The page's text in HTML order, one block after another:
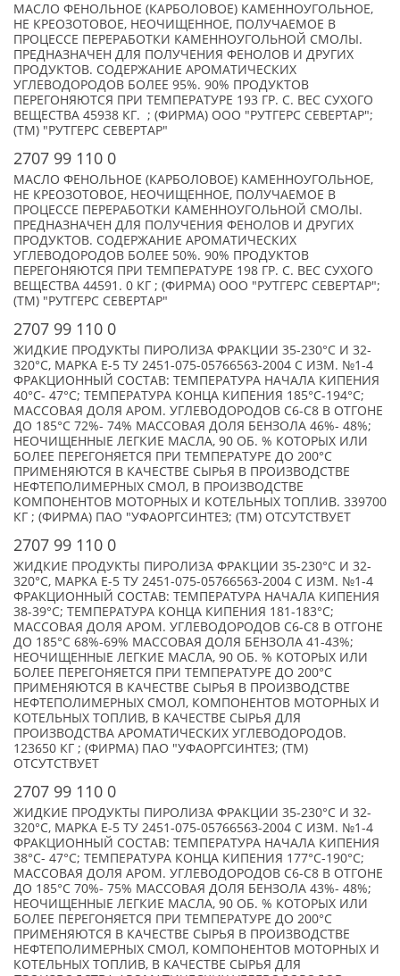
МАСЛО ФЕНОЛЬНОЕ (КАРБОЛОВОЕ) КАМЕННОУГОЛЬНОЕ,
НЕ КРЕОЗОТОВОЕ, НЕОЧИЩЕННОЕ, ПОЛУЧАЕМОЕ В
ПРОЦЕССЕ ПЕРЕРАБОТКИ КАМЕННОУГОЛЬНОЙ СМОЛЫ.
ПРЕДНАЗНАЧЕН ДЛЯ ПОЛУЧЕНИЯ ФЕНОЛОВ И ДРУГИХ
ПРОДУКТОВ. СОДЕРЖАНИЕ АРОМАТИЧЕСКИХ
УГЛЕВОДОРОДОВ БОЛЕЕ 95%. 90% ПРОДУКТОВ
ПЕРЕГОНЯЮТСЯ ПРИ ТЕМПЕРАТУРЕ 193 ГР. С. ВЕС СУХОГО
ВЕЩЕСТВА 45938 КГ. ; (ФИРМА) ООО "РУТГЕРС СЕВЕРТАР";
(TM) "РУТГЕРС СЕВЕРТАР"
2707 99 110 0
МАСЛО ФЕНОЛЬНОЕ (КАРБОЛОВОЕ) КАМЕННОУГОЛЬНОЕ,
НЕ КРЕОЗОТОВОЕ, НЕОЧИЩЕННОЕ, ПОЛУЧАЕМОЕ В
ПРОЦЕССЕ ПЕРЕРАБОТКИ КАМЕННОУГОЛЬНОЙ СМОЛЫ.
ПРЕДНАЗНАЧЕН ДЛЯ ПОЛУЧЕНИЯ ФЕНОЛОВ И ДРУГИХ
ПРОДУКТОВ. СОДЕРЖАНИЕ АРОМАТИЧЕСКИХ
УГЛЕВОДОРОДОВ БОЛЕЕ 50%. 90% ПРОДУКТОВ
ПЕРЕГОНЯЮТСЯ ПРИ ТЕМПЕРАТУРЕ 198 ГР. С. ВЕС СУХОГО
ВЕЩЕСТВА 44591. 0 КГ ; (ФИРМА) ООО "РУТГЕРС СЕВЕРТАР";
(TM) "РУТГЕРС СЕВЕРТАР"
2707 99 110 0
ЖИДКИЕ ПРОДУКТЫ ПИРОЛИЗА ФРАКЦИИ 35-230°C И 32-
320°C, МАРКА Е-5 ТУ 2451-075-05766563-2004 С ИЗМ. №1-4
ФРАКЦИОННЫЙ СОСТАВ: ТЕМПЕРАТУРА НАЧАЛА КИПЕНИЯ
40°C- 47°C; ТЕМПЕРАТУРА КОНЦА КИПЕНИЯ 185°C-194°C;
МАССОВАЯ ДОЛЯ АРОМ. УГЛЕВОДОРОДОВ С6-С8 В ОТГОНЕ
ДО 185°C 72%- 74% МАССОВАЯ ДОЛЯ БЕНЗОЛА 46%- 48%;
НЕОЧИЩЕННЫЕ ЛЕГКИЕ МАСЛА, 90 ОБ. % КОТОРЫХ ИЛИ
БОЛЕЕ ПЕРЕГОНЯЕТСЯ ПРИ ТЕМПЕРАТУРЕ ДО 200°С
ПРИМЕНЯЮТСЯ В КАЧЕСТВЕ СЫРЬЯ В ПРОИЗВОДСТВЕ
НЕФТЕПОЛИМЕРНЫХ СМОЛ, В ПРОИЗВОДСТВЕ
КОМПОНЕНТОВ МОТОРНЫХ И КОТЕЛЬНЫХ ТОПЛИВ. 339700
КГ ; (ФИРМА) ПАО "УФАОРГСИНТЕЗ; (TM) ОТСУТСТВУЕТ
2707 99 110 0
ЖИДКИЕ ПРОДУКТЫ ПИРОЛИЗА ФРАКЦИИ 35-230°C И 32-
320°C, МАРКА Е-5 ТУ 2451-075-05766563-2004 С ИЗМ. №1-4
ФРАКЦИОННЫЙ СОСТАВ: ТЕМПЕРАТУРА НАЧАЛА КИПЕНИЯ
38-39°C; ТЕМПЕРАТУРА КОНЦА КИПЕНИЯ 181-183°C;
МАССОВАЯ ДОЛЯ АРОМ. УГЛЕВОДОРОДОВ С6-С8 В ОТГОНЕ
ДО 185°C 68%-69% МАССОВАЯ ДОЛЯ БЕНЗОЛА 41-43%;
НЕОЧИЩЕННЫЕ ЛЕГКИЕ МАСЛА, 90 ОБ. % КОТОРЫХ ИЛИ
БОЛЕЕ ПЕРЕГОНЯЕТСЯ ПРИ ТЕМПЕРАТУРЕ ДО 200°С
ПРИМЕНЯЮТСЯ В КАЧЕСТВЕ СЫРЬЯ В ПРОИЗВОДСТВЕ
НЕФТЕПОЛИМЕРНЫХ СМОЛ, КОМПОНЕНТОВ МОТОРНЫХ И
КОТЕЛЬНЫХ ТОПЛИВ, В КАЧЕСТВЕ СЫРЬЯ ДЛЯ
ПРОИЗВОДСТВА АРОМАТИЧЕСКИХ УГЛЕВОДОРОДОВ.
123650 КГ ; (ФИРМА) ПАО "УФАОРГСИНТЕЗ; (TM)
ОТСУТСТВУЕТ
2707 99 110 0
ЖИДКИЕ ПРОДУКТЫ ПИРОЛИЗА ФРАКЦИИ 35-230°C И 32-
320°C, МАРКА Е-5 ТУ 2451-075-05766563-2004 С ИЗМ. №1-4
ФРАКЦИОННЫЙ СОСТАВ: ТЕМПЕРАТУРА НАЧАЛА КИПЕНИЯ
38°C- 47°C; ТЕМПЕРАТУРА КОНЦА КИПЕНИЯ 177°C-190°C;
МАССОВАЯ ДОЛЯ АРОМ. УГЛЕВОДОРОДОВ С6-С8 В ОТГОНЕ
ДО 185°C 70%- 75% МАССОВАЯ ДОЛЯ БЕНЗОЛА 43%- 48%;
НЕОЧИЩЕННЫЕ ЛЕГКИЕ МАСЛА, 90 ОБ. % КОТОРЫХ ИЛИ
БОЛЕЕ ПЕРЕГОНЯЕТСЯ ПРИ ТЕМПЕРАТУРЕ ДО 200°С
ПРИМЕНЯЮТСЯ В КАЧЕСТВЕ СЫРЬЯ В ПРОИЗВОДСТВЕ
НЕФТЕПОЛИМЕРНЫХ СМОЛ, КОМПОНЕНТОВ МОТОРНЫХ И
КОТЕЛЬНЫХ ТОПЛИВ, В КАЧЕСТВЕ СЫРЬЯ ДЛЯ